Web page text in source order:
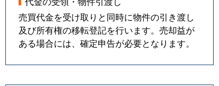
売買代金を受け取りと同時に物件の引き渡し
及び所有権の移転登記を行います。売却益が
ある場合には、確定申告が必要となります。